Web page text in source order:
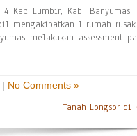
Kec Lumbir, Kab.
mengakibatkan 1 rumah
melakukan assessment
| No Comments »
Tanah Longsor di